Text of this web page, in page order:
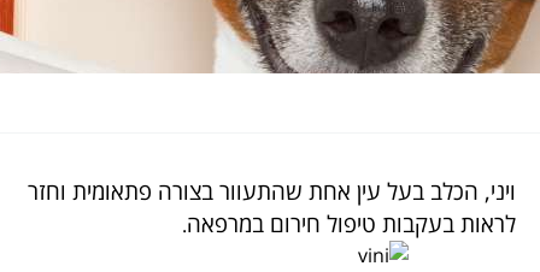
ויני, הכלב בעל עין אחת שהתעוור בצורה פתאומית וחזר
לראות בעקבות טיפול חירום במרפאה.